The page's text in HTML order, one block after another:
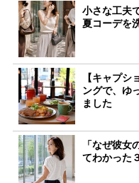
小さな工夫
夏コーデを
【キャプ
ングで、ゆ
ました
「なぜ彼女
てわかった